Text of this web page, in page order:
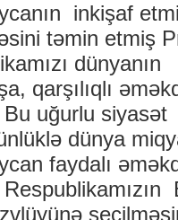
inkişaf
təmin etmiş
qarşılıqlı
Bu uğurlu
dünya
faydalı